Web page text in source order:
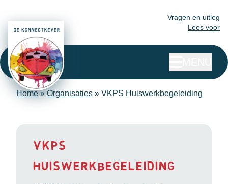
Vragen en uitleg
Lees voor
Home»Organisaties » VKPS Huiswerkbegeleiding
VKPS
Huiswerkbegeleiding